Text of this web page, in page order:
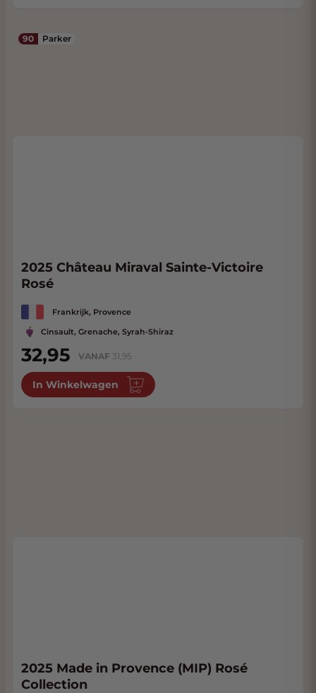
90 Parker
2025 Château Miraval Sainte-Victoire
Rosé
Frankrijk, Provence
Cinsault, Grenache, Syrah-Shiraz
32,95 VANAF 31,95
In Winkelwagen
2025 Made in Provence (MIP) Rosé
Collection